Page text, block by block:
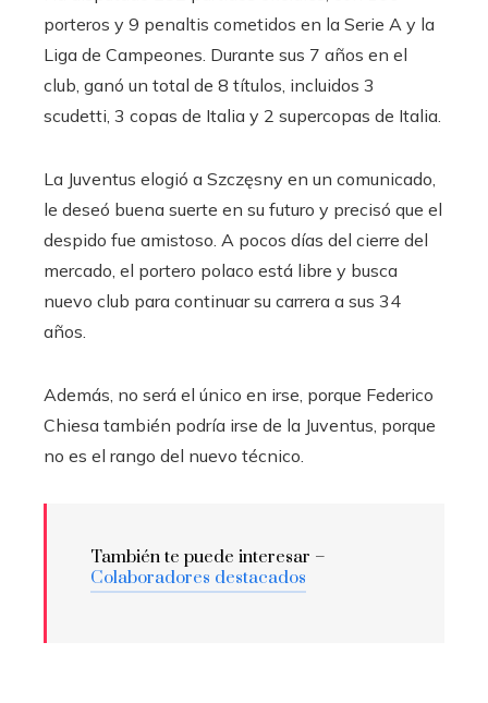
porteros y 9 penaltis cometidos en la Serie A y la
Liga de Campeones. Durante sus 7 años en el
club, ganó un total de 8 títulos, incluidos 3
scudetti, 3 copas de Italia y 2 supercopas de Italia.
La Juventus elogió a Szczęsny en un comunicado,
le deseó buena suerte en su futuro y precisó que el
despido fue amistoso. A pocos días del cierre del
mercado, el portero polaco está libre y busca
nuevo club para continuar su carrera a sus 34
años.
Además, no será el único en irse, porque Federico
Chiesa también podría irse de la Juventus, porque
no es el rango del nuevo técnico.
También te puede interesar –
Colaboradores destacados